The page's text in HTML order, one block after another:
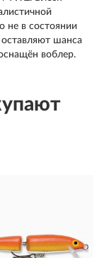
не в состоянии
шанса
воблер.